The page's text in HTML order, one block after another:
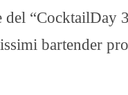
del “CocktailDay
bartender